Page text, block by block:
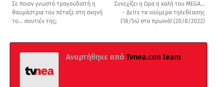
Συνεχίζει η Ωρα η καλή του MEGA...
- Δείτε τα νούμερα τηλεθέασης
(18/54) στα πρωινά! (20/8/2022)
Σε ποιον γνωστό τραγουδιστή η
θαυμάστρια του πέταξε στη σκηνή
το… σουτιέν της;
Αναρτήθηκε από Tvnea.con team